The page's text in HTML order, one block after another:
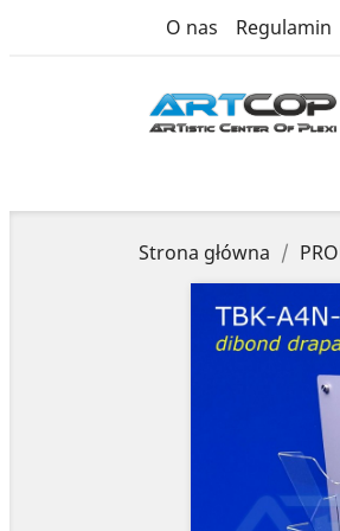
O nas Regulamin
Strona główna